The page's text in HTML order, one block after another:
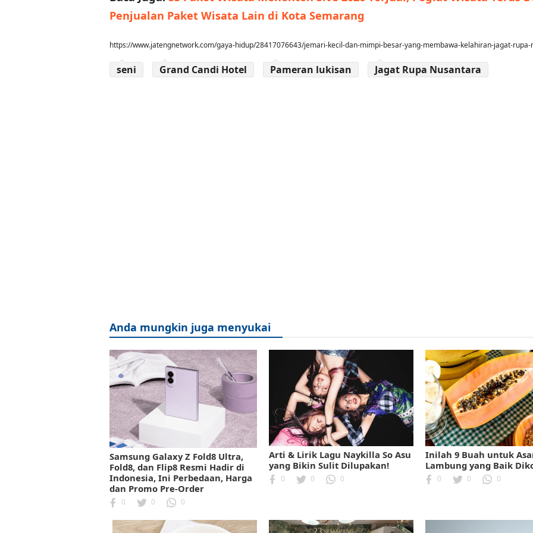
Penjualan Paket Wisata Lain di Kota Semarang
https://www.jatengnetwork.com/gaya-hidup/28417076643/jemari-kecil-dan-mimpi-besar-yang-membawa-kelahiran-jagat-rupa-
seni Grand Candi Hotel Pameran lukisan Jagat Rupa Nusantara
Anda mungkin juga menyukai
Samsung Galaxy Z Fold8 Ultra,
Fold8, dan Flip8 Resmi Hadir di
Indonesia, Ini Perbedaan, Harga
dan Promo Pre-Order
0 0 0
Arti & Lirik Lagu Naykilla So Asu
yang Bikin Sulit Dilupakan!
0 0 0
Inilah 9 Buah untuk
Lambung yang Baik
0 0 0